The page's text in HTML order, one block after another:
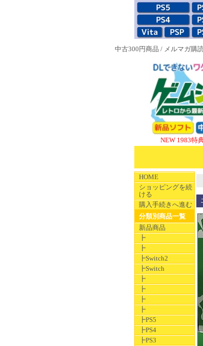
中古300円商品 / メルマガ購
NEW 1983特典付ソフト
HOME
ショッピングを続
ける
購入手続きへ進む
分類別商品一覧
新品商品
┣
┣
┣Switch2
┣Switch
┣
┣
┣
┣
┣PS5
┣PS4
┣PS3